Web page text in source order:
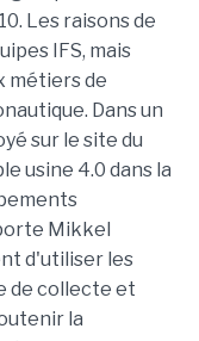
Les raisons de
IFS, mais
métiers de
Dans un
sur le site du
usine 4.0 dans la
Mikkel
d'utiliser les
de collecte et
la